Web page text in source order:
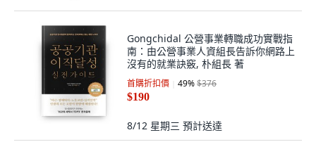
Gongchidal 公營事業轉職成功實戰指
南：由公營事業人資組長告訴你網路上
沒有的就業訣竅, 朴組長 著
首購折扣價 49%$376
$190
8/12 星期三 預計送達